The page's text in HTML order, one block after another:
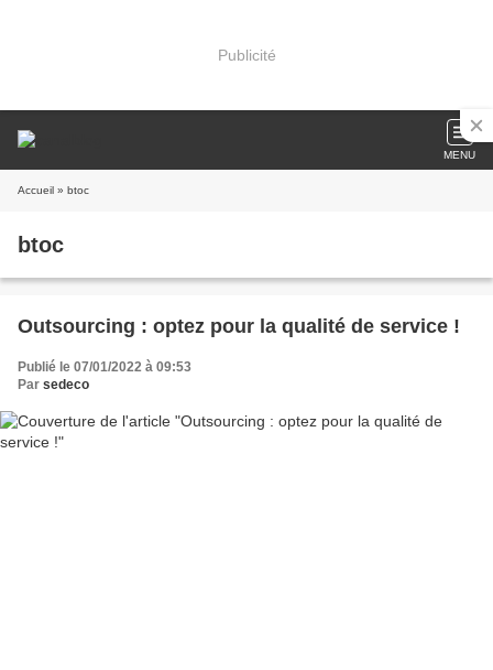
Publicité
MENU
Accueil » btoc
btoc
Outsourcing : optez pour la qualité de service !
Publié le 07/01/2022 à 09:53
Par sedeco